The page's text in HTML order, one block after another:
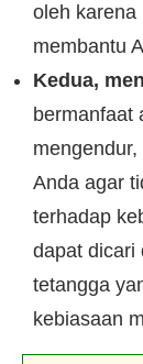
oleh karena
membantu
Kedua,
bermanfaat
Anda agar
terhadap
dapat dicari
tetangga
kebiasaan